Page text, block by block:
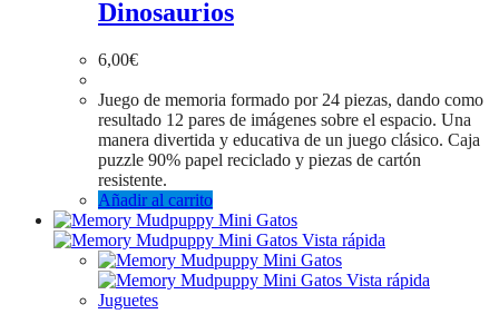
Dinosaurios
6,00€
Juego de memoria formado por 24 piezas, dando como
resultado 12 pares de imágenes sobre el espacio. Una
manera divertida y educativa de un juego clásico. Caja
puzzle 90% papel reciclado y piezas de cartón
resistente.
Añadir al carrito
Vista rápida
Vista rápida
Juguetes